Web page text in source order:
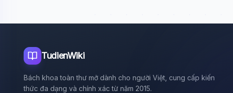
TudienWiki
Bách khoa toàn thư mở dành cho người Việt, cung cấp kiến
thức đa dạng và chính xác từ năm 2015.